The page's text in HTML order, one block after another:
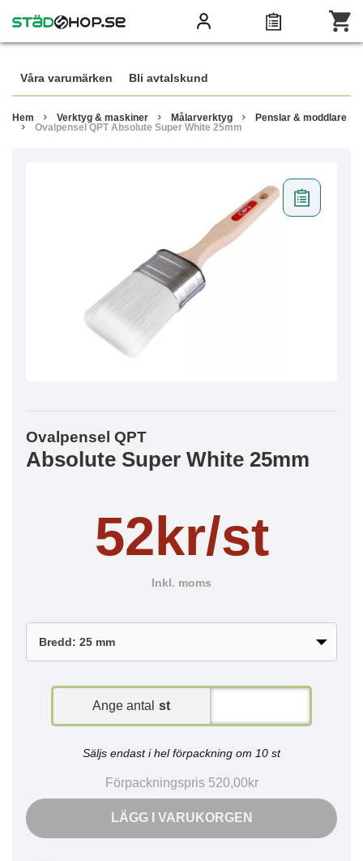
Våra varumärken Bli avtalskund
Hem Verktyg & maskiner Målarverktyg
Penslar & moddlare
Ovalpensel QPT Absolute Super White 25mm
Ovalpensel QPT
Absolute Super White 25mm
52kr/st
Inkl. moms
Ange antal st
Säljs endast i hel förpackning om 10 st
Förpackningspris 520,00kr
LÄGG I VARUKORGEN